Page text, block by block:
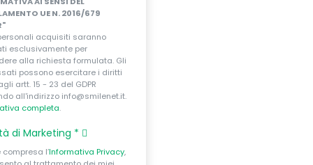
UE N. 2016/679
acquisiti saranno
esclusivamente per
alla richiesta formulata. Gli
possono esercitare i diritti
artt. 15 - 23 del GDPR
all'indirizzo info@smilenet.it.
completa.
di Marketing *
compresa l’Informativa Privacy,